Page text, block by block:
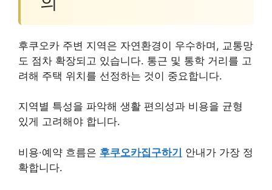
후쿠오카 주변 지역은 자연환경이 우수하며, 교통망
도 점차 확장되고 있습니다. 통근 및 통학 거리를 고
려해 주택 위치를 선정하는 것이 중요합니다.
지역별 특성을 파악해 생활 편의성과 비용을 균형
있게 고려해야 합니다.
비용·예약 흐름은 후쿠오카집구하기 안내가 가장 정
확합니다.